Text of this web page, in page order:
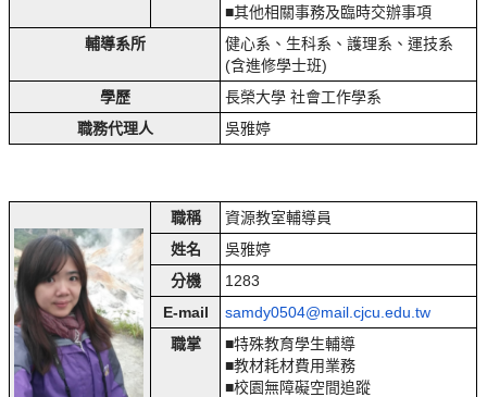
■其他相關事務及臨時交辦事項
輔導系所
健心系、生科系、護理系、運技系
(含進修學士班)
學歷
長榮大學 社會工作學系
職務代理人
吳雅婷
職稱
資源教室輔導員
姓名
吳雅婷
分機
1283
E-mail
samdy0504@mail.cjcu.edu.tw
職掌
■特殊教育學生輔導
■教材耗材費用業務
■校園無障礙空間追蹤